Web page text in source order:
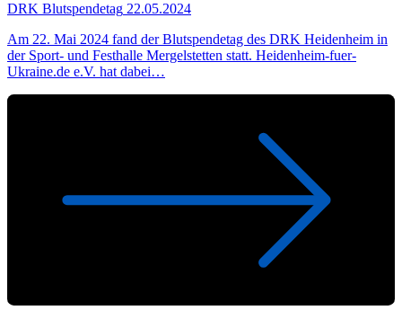
DRK Blutspendetag 22.05.2024
Am 22. Mai 2024 fand der Blutspendetag des DRK Heidenheim in
der Sport- und Festhalle Mergelstetten statt. Heidenheim-fuer-
Ukraine.de e.V. hat dabei…